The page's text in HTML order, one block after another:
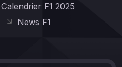
Calendrier F1 2025
News F1